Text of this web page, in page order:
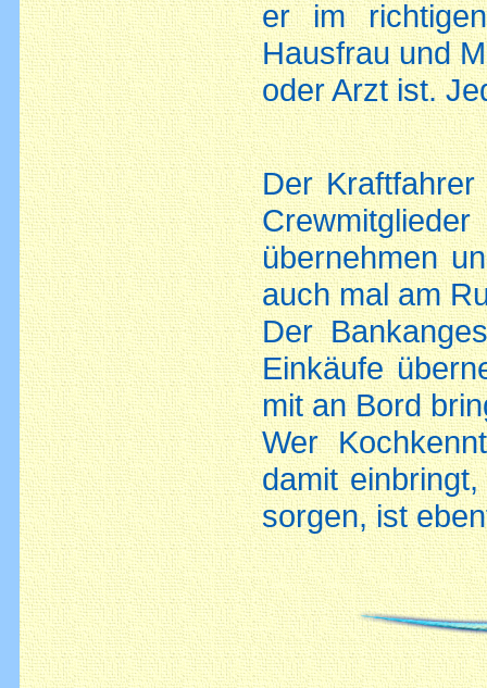
er im
Hausfrau und
oder Arzt ist.
Der
übernehmen
auch mal am
Der
Einkäufe
mit an Bord
Wer
damit
sorgen, ist